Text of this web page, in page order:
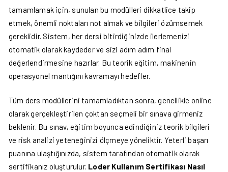
tamamlamak için, sunulan bu modülleri dikkatlice takip
etmek, önemli noktaları not almak ve bilgileri özümsemek
gereklidir. Sistem, her dersi bitirdiğinizde ilerlemenizi
otomatik olarak kaydeder ve sizi adım adım final
değerlendirmesine hazırlar. Bu teorik eğitim, makinenin
operasyonel mantığını kavramayı hedefler.
Tüm ders modüllerini tamamladıktan sonra, genellikle online
olarak gerçekleştirilen çoktan seçmeli bir sınava girmeniz
beklenir. Bu sınav, eğitim boyunca edindiğiniz teorik bilgileri
ve risk analizi yeteneğinizi ölçmeye yöneliktir. Yeterli başarı
puanına ulaştığınızda, sistem tarafından otomatik olarak
sertifikanız oluşturulur. Loder Kullanım Sertifikası Nasıl